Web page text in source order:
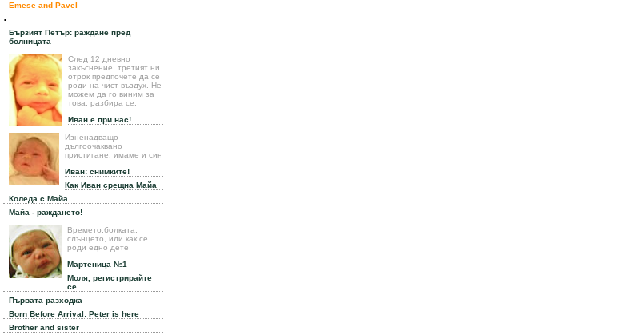
Emese and Pavel
.
Бързият Петър: раждане пред
болницата
След 12 дневно
закъснение, третият ни
отрок предпочете да се
роди на чист въздух. Не
можем да го виним за
това, разбира се.
Иван е при нас!
Изненадващо
дългоочаквано
пристигане: имаме и син
Иван: снимките!
Как Иван срещна Майа
Коледа с Майа
Майа - раждането!
Времето,болката,
слънцето, или как се
роди едно дете
Мартеница №1
Моля, регистрирайте
се
Първата разходка
Born Before Arrival: Peter is here
Brother and sister